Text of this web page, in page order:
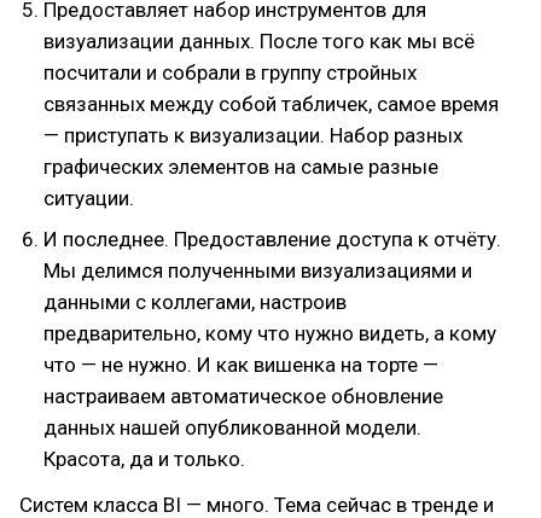
Предоставляет набор инструментов для
визуализации данных. После того как мы всё
посчитали и собрали в группу стройных
связанных между собой табличек, самое время
— приступать к визуализации. Набор разных
графических элементов на самые разные
ситуации.
И последнее. Предоставление доступа к отчёту.
Мы делимся полученными визуализациями и
данными с коллегами, настроив
предварительно, кому что нужно видеть, а кому
что — не нужно. И как вишенка на торте —
настраиваем автоматическое обновление
данных нашей опубликованной модели.
Красота, да и только.
Систем класса BI — много. Тема сейчас в тренде и